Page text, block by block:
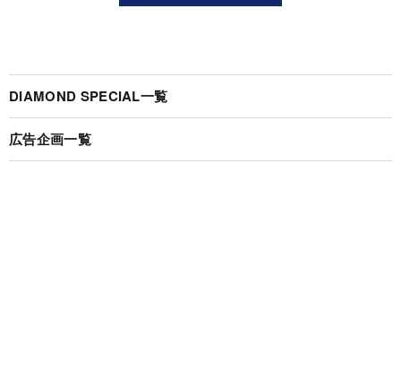
DIAMOND SPECIAL一覧
広告企画一覧